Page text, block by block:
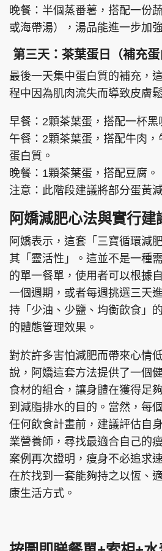
晚餐：半個蒸番薯，搭配一份
或海帶湯），湯品能進一步加
第三天：茶葉蛋日（補充蛋
最後一天集中蛋白質的補充，
程中因為肌肉流失而導致皮膚
早餐：2顆茶葉蛋，搭配一杯黑
午餐：2顆茶葉蛋，搭配牛肉
蛋白質。
晚餐：1顆茶葉蛋，搭配豆腐。
注意：此階段建議將部分蛋黃
阿嬌減肥心法與實行建
阿嬌表示，這套「三寶循環減
其「靈活性」。這並不是一種
的單一餐單，使用者可以根據
一個週期，或者每週挑選三天
持「少油、少鹽、均衡飲食」
的體態管理效果。
對於許多害怕減肥而帶來心情
說，阿嬌這套方法提供了一個
食材的組合，讓身體在獲得足
到減脂排水的目的。當然，每
任何飲食計畫前，建議評估自
業營養師，尋找最適合自己的
案例再次證明，瘦身不必追求
在於找到一套能夠持之以恆、
康生活方式。